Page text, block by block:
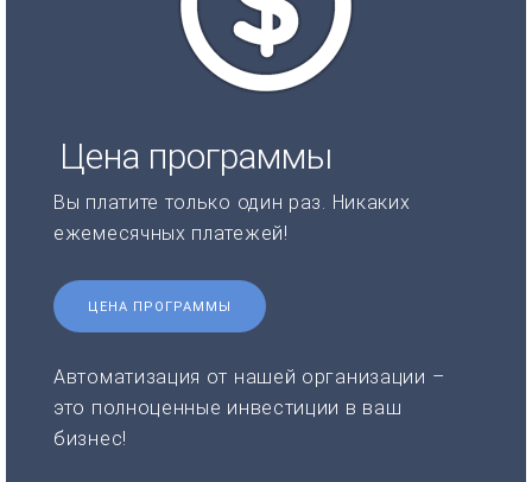
Цена программы
Вы платите только один раз. Никаких
ежемесячных платежей!
ЦЕНА ПРОГРАММЫ
Автоматизация от нашей организации –
это полноценные инвестиции в ваш
бизнес!